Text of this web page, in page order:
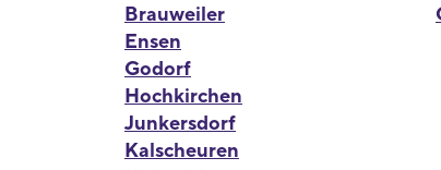
Brauweiler
Ensen
Godorf
Hochkirchen
Junkersdorf
Kalscheuren